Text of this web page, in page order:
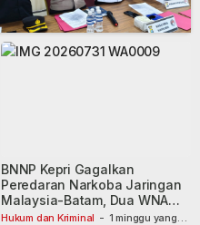
Hukum dan Kriminal - 1 minggu yang
BNNP Kepri Gagalkan
Peredaran Narkoba Jaringan
Malaysia-Batam, Dua WNA
Masih Diburu